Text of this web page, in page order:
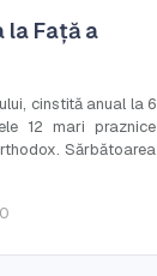
la Față a
cinstită anual la 6
12 mari praznice
Sărbătoarea
0